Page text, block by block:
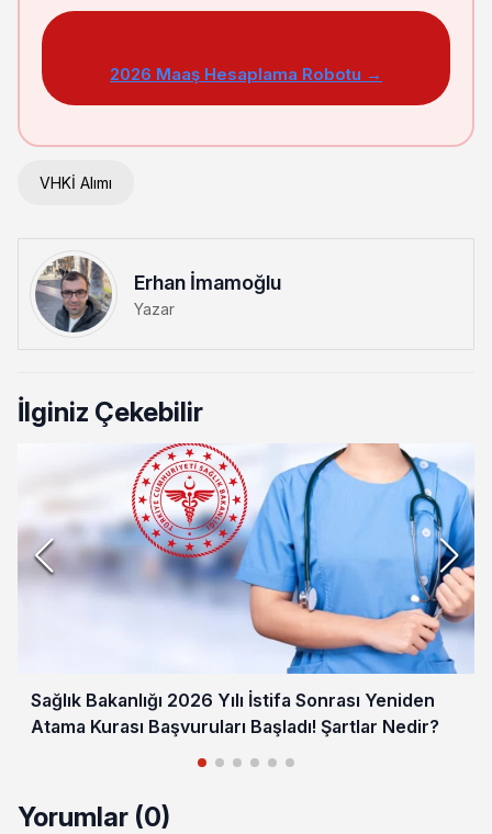
2026 Maaş Hesaplama Robotu →
VHKİ Alımı
Erhan İmamoğlu
Yazar
İlginiz Çekebilir
Sağlık Bakanlığı 2026 Yılı İstifa Sonrası Yeniden
Atama Kurası Başvuruları Başladı! Şartlar Nedir?
Yorumlar (0)